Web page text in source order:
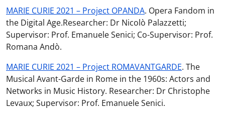
MARIE CURIE 2021 – Project OPANDA. Opera Fandom in
the Digital Age.Researcher: Dr Nicolò Palazzetti;
Supervisor: Prof. Emanuele Senici; Co-Supervisor: Prof.
Romana Andò.
MARIE CURIE 2021 – Project ROMAVANTGARDE. The
Musical Avant-Garde in Rome in the 1960s: Actors and
Networks in Music History. Researcher: Dr Christophe
Levaux; Supervisor: Prof. Emanuele Senici.